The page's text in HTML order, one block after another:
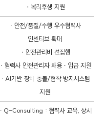
ㆍ복리후생 지원
ㆍ안전/품질/수행 우수협력사
인센티브 확대
ㆍ안전관리비 선집행
ㆍ협력사 안전관리자 채용ㆍ임금 지원
ㆍAI기반 장비 충돌/협착 방지시스템
지원
ㆍQ-Consulting : 협력사 교육, 상시